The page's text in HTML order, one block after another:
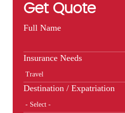
Get Quote
Full Name
Insurance Needs
Destination / Expatriation